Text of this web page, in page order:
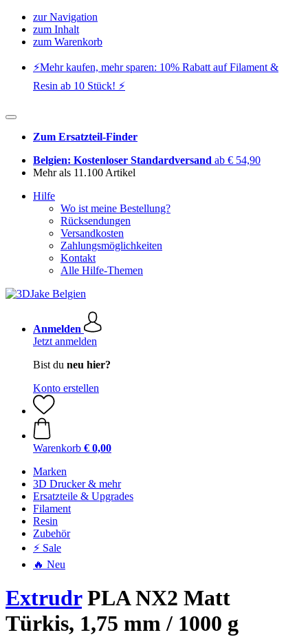
zur Navigation
zum Inhalt
zum Warenkorb
⚡️Mehr kaufen, mehr sparen: 10% Rabatt auf Filament &
Resin ab 10 Stück! ⚡️
Zum Ersatzteil-Finder
Belgien: Kostenloser Standardversand ab € 54,90
Mehr als 11.100 Artikel
Hilfe
Wo ist meine Bestellung?
Rücksendungen
Versandkosten
Zahlungsmöglichkeiten
Kontakt
Alle Hilfe-Themen
Anmelden
Jetzt anmelden
Bist du neu hier?
Konto erstellen
Warenkorb € 0,00
Marken
3D Drucker & mehr
Ersatzteile & Upgrades
Filament
Resin
Zubehör
⚡ Sale
🔥 Neu
ExtrudrPLA NX2 Matt
Türkis, 1,75 mm / 1000 g